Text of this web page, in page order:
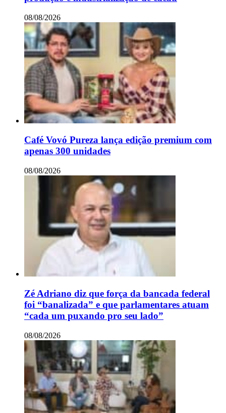
08/08/2026
Café Vovó Pureza lança edição premium com
apenas 300 unidades
08/08/2026
Zé Adriano diz que força da bancada federal
foi “banalizada” e que parlamentares atuam
“cada um puxando pro seu lado”
08/08/2026